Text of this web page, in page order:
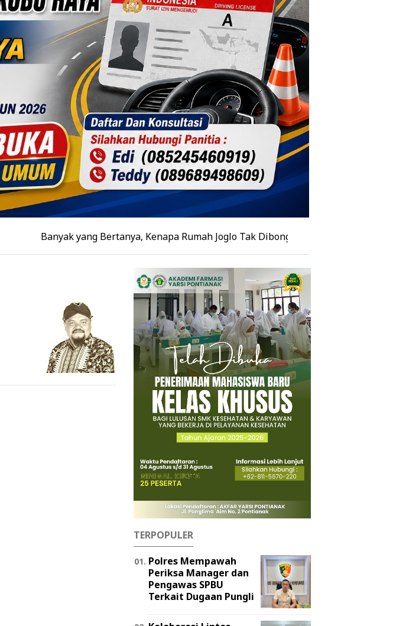
Banyak yang Bertanya, Kenapa Rumah Joglo Tak Dibongkar? Ini Penjelasan Bupati
TERPOPULER
Polres Mempawah
Periksa Manager dan
Pengawas SPBU
Terkait Dugaan Pungli